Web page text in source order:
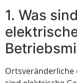
1. Was